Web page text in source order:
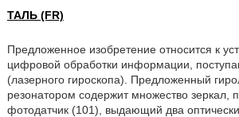
ТАЛЬ (FR)
Предложенное изобретение относится к
цифровой обработки информации,
(лазерного гироскопа). Предложенный
резонатором содержит множество
фотодатчик (101), выдающий два